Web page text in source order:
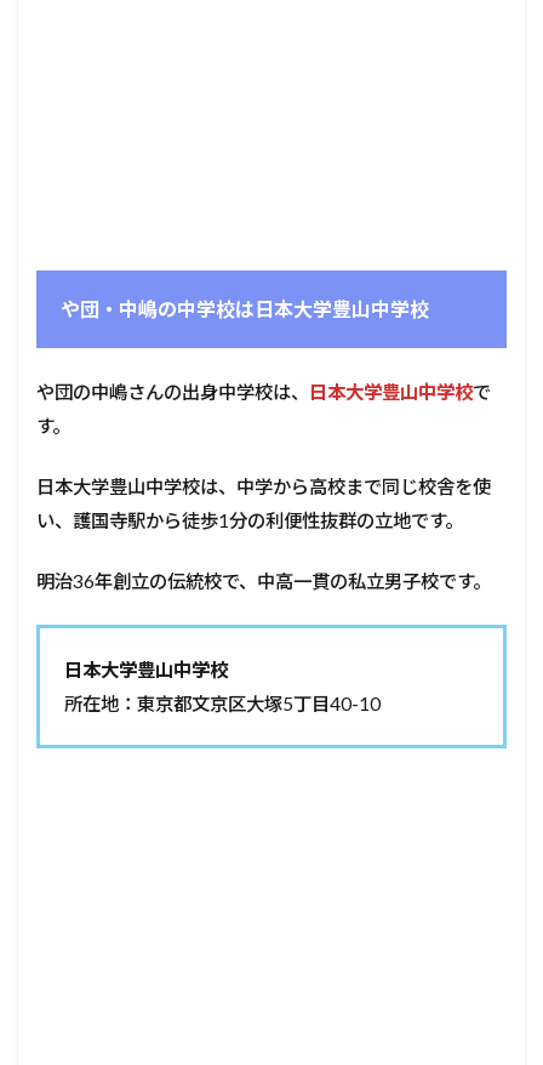
や団・中嶋の中学校は日本大学豊山中学校
や団の中嶋さんの出身中学校は、 日本大学豊山中学校で
す。
日本大学豊山中学校は、中学から高校まで同じ校舎を使
い、護国寺駅から徒歩1分の利便性抜群の立地です。
明治36年創立の伝統校で、中高一貫の私立男子校です。
日本大学豊山中学校
所在地：東京都文京区大塚5丁目40-10